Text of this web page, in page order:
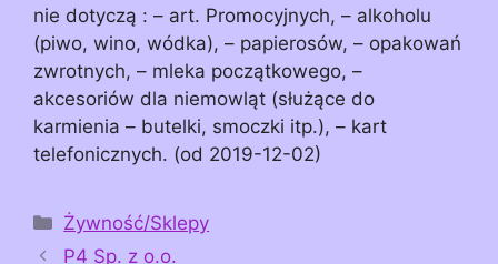
nie dotyczą : – art. Promocyjnych, – alkoholu
(piwo, wino, wódka), – papierosów, – opakowań
zwrotnych, – mleka początkowego, –
akcesoriów dla niemowląt (służące do
karmienia – butelki, smoczki itp.), – kart
telefonicznych. (od 2019-12-02)
Kategorie
Żywność/Sklepy
P4 Sp. z o.o.